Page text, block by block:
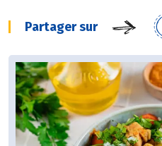
Partager sur